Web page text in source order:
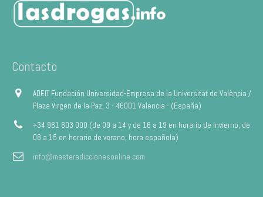
Contacto
ADEIT Fundación Universidad-Empresa de la Universitat de València /
Plaza Virgen de la Paz, 3 - 46001 Valencia - (España)
+34 961 603 000 (de 09 a 14 y de 16 a 19 en horario de invierno; de
08 a 15 en horario de verano, hora española)
info@masteradiccionesonline.com